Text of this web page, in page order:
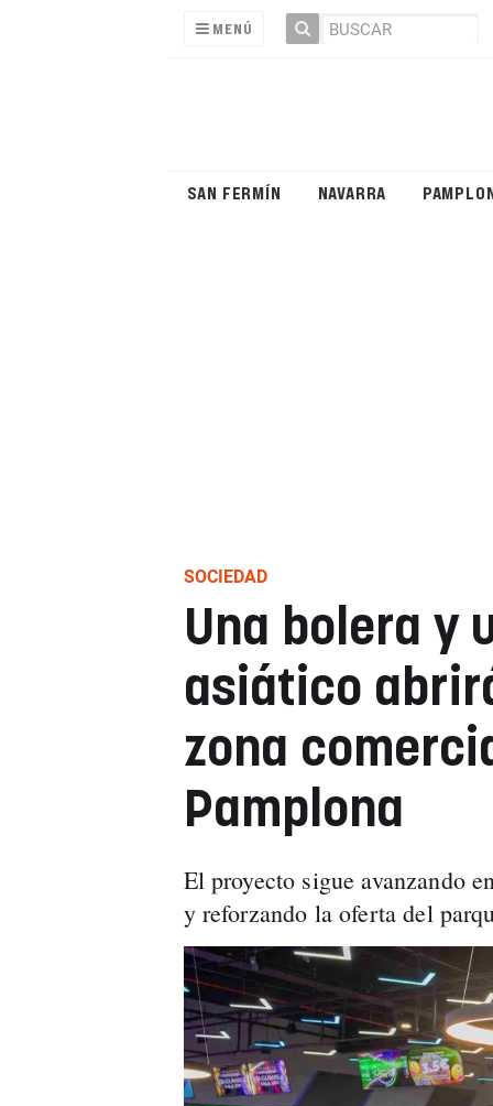
MENÚ
SAN FERMÍN NAVARRA
SOCIEDAD
Una bolera y
asiático
zona
Pamplona
El proyecto sigue avanzando
y reforzando la oferta del